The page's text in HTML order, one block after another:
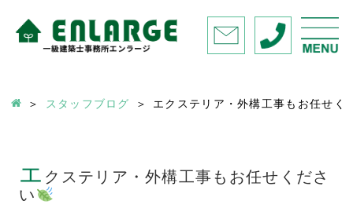
スタッフブログ エクステリア・外構工事もお任せく
エ クステリア・外構工事もお任せくださ
い